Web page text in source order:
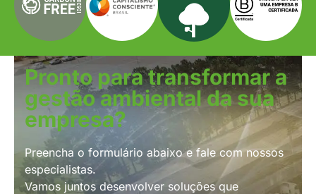
Pronto para transformar a
gestão ambiental da sua
empresa?
Preencha o formulário abaixo e fale com nossos
especialistas.
Vamos juntos desenvolver soluções que